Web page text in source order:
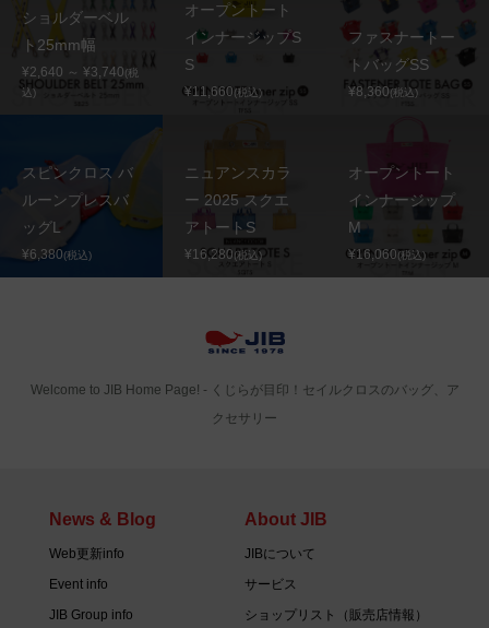
ショルダーベル
ト25mm幅
¥2,640 ～ ¥3,740(税
込)
オープントート
インナージップS
S
¥11,660(税込)
ファスナートー
トバッグSS
¥8,360(税込)
スピンクロス バ
ルーンプレスバ
ッグL
¥6,380(税込)
ニュアンスカラ
ー 2025 スクエ
アトートS
¥16,280(税込)
オープントート
インナージップ
M
¥16,060(税込)
Welcome to JIB Home Page! ‐ くじらが目印！セイルクロスのバッグ、ア
クセサリー
News & Blog
Web更新info
Event info
JIB Group info
About JIB
JIBについて
サービス
ショップリスト（販売店情報）